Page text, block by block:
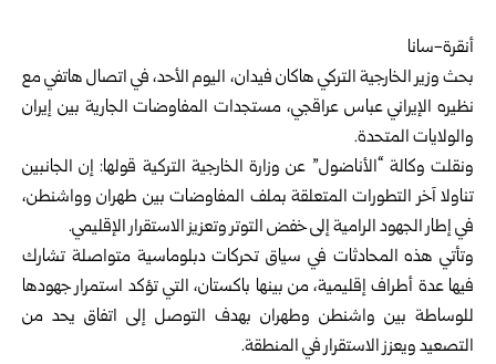
أنقرة-سانا
بحث وزير الخارجية التركي هاكان فيدان، اليوم الأحد، في اتصال هاتفي مع
نظيره الإيراني عباس عراقجي، مستجدات المفاوضات الجارية بين إيران
والولايات المتحدة.
ونقلت وكالة “الأناضول” عن وزارة الخارجية التركية قولها: إن الجانبين
تناولا آخر التطورات المتعلقة بملف المفاوضات بين طهران وواشنطن،
في إطار الجهود الرامية إلى خفض التوتر وتعزيز الاستقرار الإقليمي.
وتأتي هذه المحادثات في سياق تحركات دبلوماسية متواصلة تشارك
فيها عدة أطراف إقليمية، من بينها باكستان، التي تؤكد استمرار جهودها
للوساطة بين واشنطن وطهران بهدف التوصل إلى اتفاق يحد من
التصعيد ويعزز الاستقرار في المنطقة.